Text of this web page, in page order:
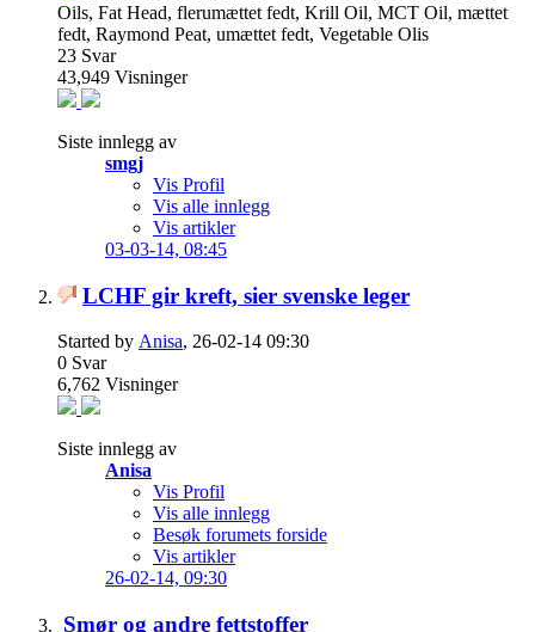
23 Svar
43,949 Visninger
Siste innlegg av
smgj
Vis Profil
Vis alle innlegg
Vis artikler
03-03-14, 08:45
LCHF gir kreft, sier svenske leger
Started by Anisa, 26-02-14 09:30
0 Svar
6,762 Visninger
Siste innlegg av
Anisa
Vis Profil
Vis alle innlegg
Besøk forumets forside
Vis artikler
26-02-14, 09:30
Smør og andre fettstoffer